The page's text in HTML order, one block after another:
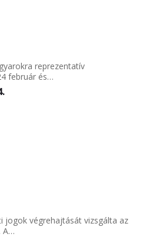
reprezentatív
február és…
jogok végrehajtását vizsgálta az
A…